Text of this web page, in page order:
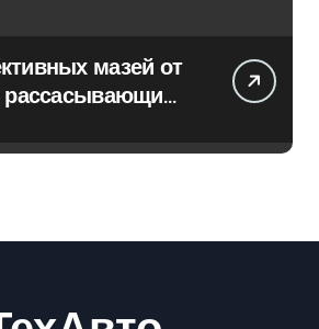
мазей от
рассасывающим